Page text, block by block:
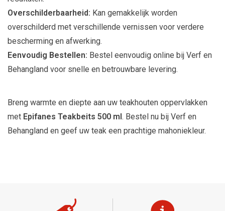
Overschilderbaarheid: Kan gemakkelijk worden
overschilderd met verschillende vernissen voor verdere
bescherming en afwerking.
Eenvoudig Bestellen: Bestel eenvoudig online bij Verf en
Behangland voor snelle en betrouwbare levering.
Breng warmte en diepte aan uw teakhouten oppervlakken
met Epifanes Teakbeits 500 ml. Bestel nu bij Verf en
Behangland en geef uw teak een prachtige mahoniekleur.